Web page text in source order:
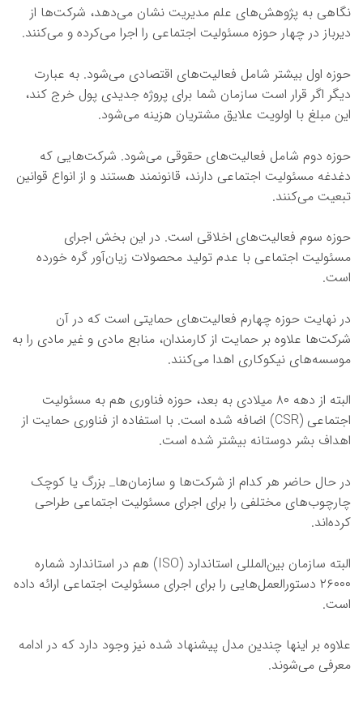
نگاهی به پژوهش‌های علم مدیریت نشان می‌دهد، شرکت‌ها از
دیرباز در چهار حوزه مسئولیت اجتماعی را اجرا می‌کرده و می‌کنند.
حوزه اول بیشتر شامل فعالیت‌های اقتصادی می‌شود. به عبارت
دیگر اگر قرار است سازمان شما برای پروژه جدیدی پول خرج کند،
این مبلغ با اولویت علایق مشتریان هزینه می‌شود.
حوزه دوم شامل فعالیت‌های حقوقی می‌شود. شرکت‌هایی که
دغدغه مسئولیت اجتماعی دارند، قانونمند هستند و از انواع قوانین
تبعیت می‌کنند.
حوزه سوم فعالیت‌های اخلاقی است. در این بخش اجرای
مسئولیت اجتماعی با عدم تولید محصولات زیان‌آور گره خورده
است.
در نهایت حوزه چهارم فعالیت‌های حمایتی است که در آن
شرکت‌ها علاوه بر حمایت از کارمندان، منابع مادی و غیر مادی را به
موسسه‌های نیکوکاری اهدا می‌کنند.
البته از دهه ۸۰ میلادی به بعد، حوزه فناوری هم به مسئولیت
اجتماعی (CSR) اضافه شده است. با استفاده از فناوری حمایت از
اهداف بشر دوستانه بیشتر شده است.
در حال حاضر هر کدام از شرکت‌ها و سازمان‌ها_ بزرگ یا کوچک
چارچوب‌های مختلفی را برای اجرای مسئولیت اجتماعی طراحی
کرده‌اند.
البته سازمان بین‌المللی استاندارد (ISO) هم در استاندارد شماره
۲۶۰۰۰ دستورالعمل‌هایی را برای اجرای مسئولیت اجتماعی ارائه داده
است.
علاوه بر اینها چندین مدل پیشنهاد شده نیز وجود دارد که در ادامه
معرفی می‌شوند.